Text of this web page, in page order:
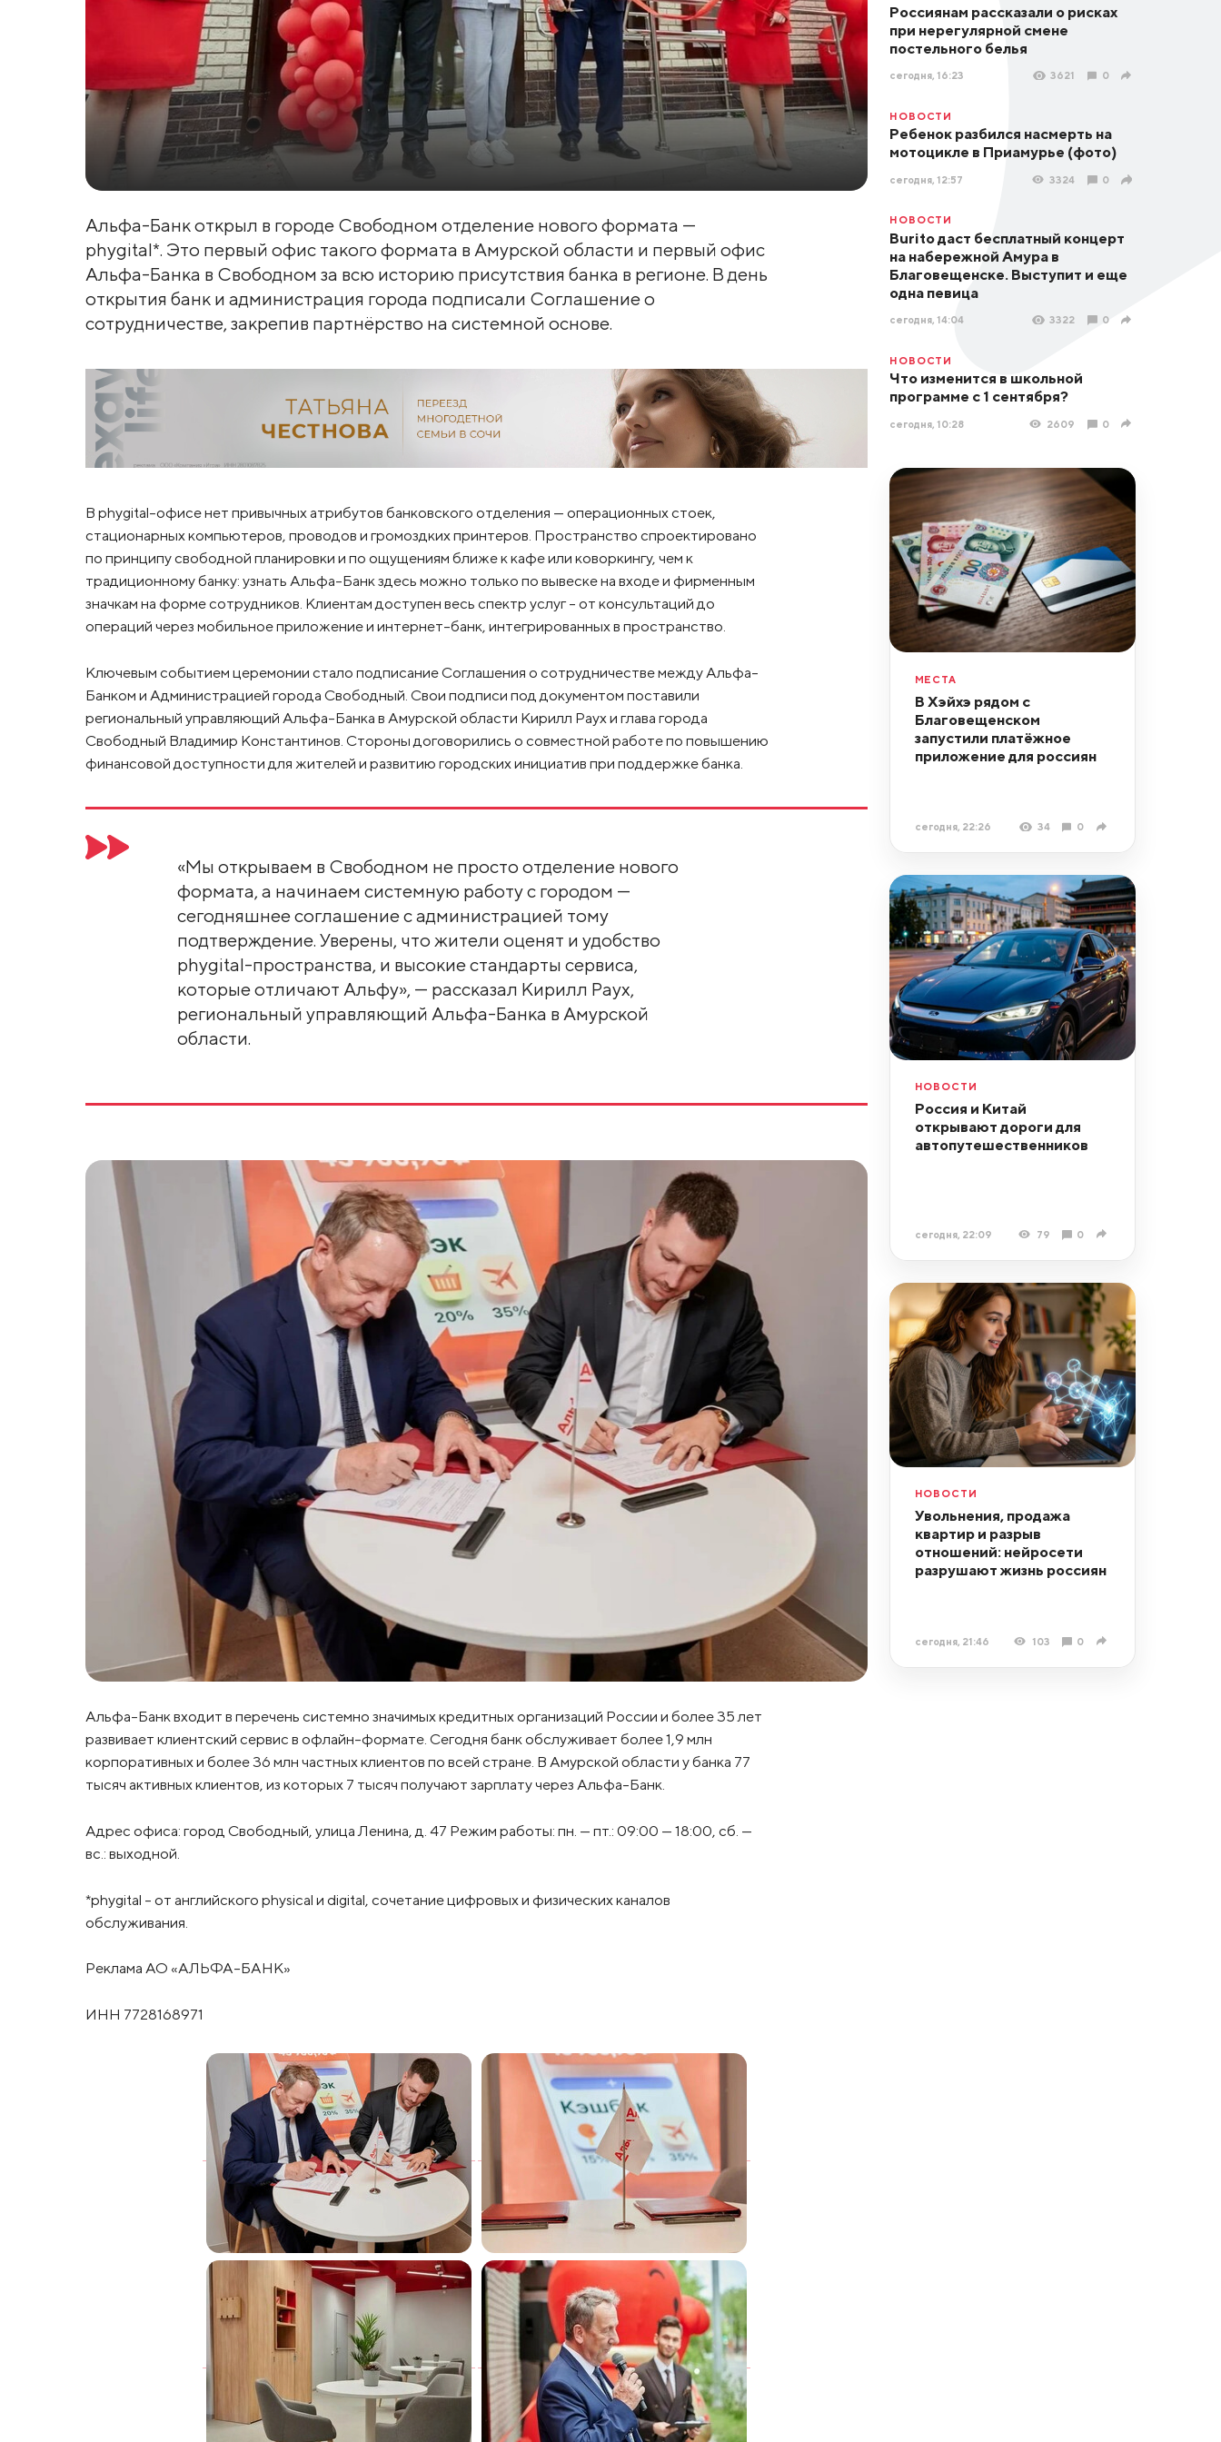
Альфа-Банк открыл в городе Свободном отделение нового формата —
phygital*. Это первый офис такого формата в Амурской области и первый офис
Альфа-Банка в Свободном за всю историю присутствия банка в регионе. В день
открытия банк и администрация города подписали Соглашение о
сотрудничестве, закрепив партнёрство на системной основе.
В phygital-офисе нет привычных атрибутов банковского отделения — операционных стоек,
стационарных компьютеров, проводов и громоздких принтеров. Пространство спроектировано
по принципу свободной планировки и по ощущениям ближе к кафе или коворкингу, чем к
традиционному банку: узнать Альфа-Банк здесь можно только по вывеске на входе и фирменным
значкам на форме сотрудников. Клиентам доступен весь спектр услуг – от консультаций до
операций через мобильное приложение и интернет-банк, интегрированных в пространство.
Ключевым событием церемонии стало подписание Соглашения о сотрудничестве между Альфа-
Банком и Администрацией города Свободный. Свои подписи под документом поставили
региональный управляющий Альфа-Банка в Амурской области Кирилл Раух и глава города
Свободный Владимир Константинов. Стороны договорились о совместной работе по повышению
финансовой доступности для жителей и развитию городских инициатив при поддержке банка.
«Мы открываем в Свободном не просто отделение нового
формата, а начинаем системную работу с городом —
сегодняшнее соглашение с администрацией тому
подтверждение. Уверены, что жители оценят и удобство
phygital-пространства, и высокие стандарты сервиса,
которые отличают Альфу», — рассказал Кирилл Раух,
региональный управляющий Альфа-Банка в Амурской
области.
Альфа-Банк входит в перечень системно значимых кредитных организаций России и более 35 лет
развивает клиентский сервис в офлайн-формате. Сегодня банк обслуживает более 1,9 млн
корпоративных и более 36 млн частных клиентов по всей стране. В Амурской области у банка 77
тысяч активных клиентов, из которых 7 тысяч получают зарплату через Альфа-Банк.
Адрес офиса: город Свободный, улица Ленина, д. 47 Режим работы: пн. — пт.: 09:00 — 18:00, сб. —
вс.: выходной.
*phygital – от английского physical и digital, сочетание цифровых и физических каналов
обслуживания.
Реклама АО «АЛЬФА-БАНК»
ИНН 7728168971
Россиянам рассказали о рисках
при нерегулярной смене
постельного белья
сегодня, 16:23 3621 0
НОВОСТИ
Ребенок разбился насмерть на
мотоцикле в Приамурье (фото)
сегодня, 12:57 3324 0
НОВОСТИ
Burito даст бесплатный концерт
на набережной Амура в
Благовещенске. Выступит и еще
одна певица
сегодня, 14:04 3322 0
НОВОСТИ
Что изменится в школьной
программе с 1 сентября?
сегодня, 10:28 2609 0
МЕСТА
В Хэйхэ рядом с
Благовещенском
запустили платёжное
приложение для россиян
сегодня, 22:26 34 0
НОВОСТИ
Россия и Китай
открывают дороги для
автопутешественников
сегодня, 22:09 79 0
НОВОСТИ
Увольнения, продажа
квартир и разрыв
отношений: нейросети
разрушают жизнь россиян
сегодня, 21:46 103 0